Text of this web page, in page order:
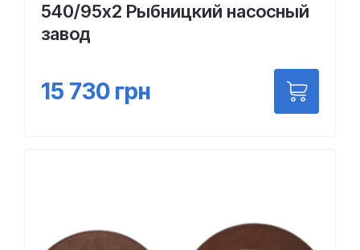
540/95х2 Рыбницкий насосный
завод
15 730 грн